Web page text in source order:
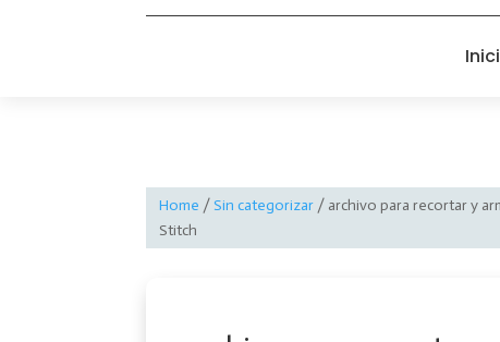
Home /Sin categorizar / archivo para recortar y
Stitch